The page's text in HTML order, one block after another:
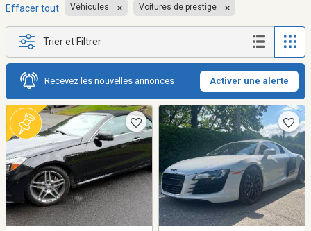
Effacer tout Véhicules Voitures de prestige
Trier et Filtrer
Recevez les nouvelles annonces Activer une alerte